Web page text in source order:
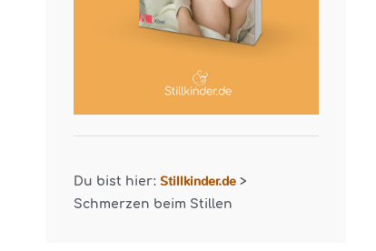
Du bist hier:Stillkinder.de >
Schmerzen beim Stillen